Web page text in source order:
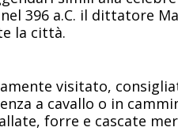
396 a.C. il dittatore
la città.
visitato,
a cavallo o in
forre e cascate